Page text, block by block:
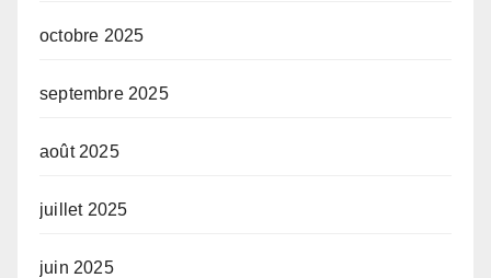
octobre 2025
septembre 2025
août 2025
juillet 2025
juin 2025